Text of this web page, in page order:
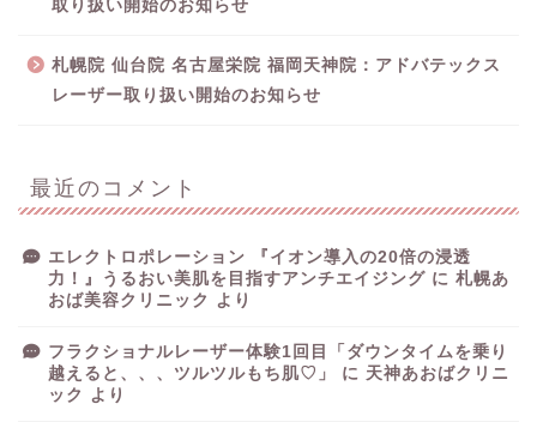
取り扱い開始のお知らせ
札幌院 仙台院 名古屋栄院 福岡天神院：アドバテックス
レーザー取り扱い開始のお知らせ
最近のコメント
エレクトロポレーション 『イオン導入の20倍の浸透
力！』うるおい美肌を目指すアンチエイジング に 札幌あ
おば美容クリニック
より
フラクショナルレーザー体験1回目「ダウンタイムを乗り
越えると、、、ツルツルもち肌♡」
に 天神あおばクリニ
ック
より